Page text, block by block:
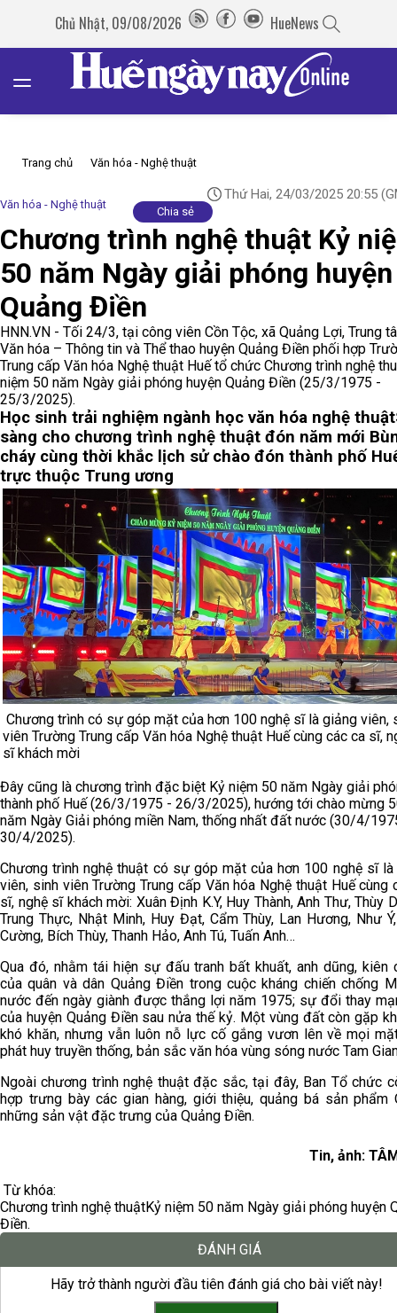
Chủ Nhật, 09/08/2026 HueNews
Trang chủ Văn hóa - Nghệ thuật
Văn hóa - Nghệ thuật
Thứ Hai, 24/03/2025 20:55
Chia sẻ
Chương trình nghệ thuật Kỷ
50 năm Ngày giải phóng huyện
Quảng Điền
HNN.VN - Tối 24/3, tại công viên Cồn Tộc, xã Quảng Lợi, Trung
Văn hóa – Thông tin và Thể thao huyện Quảng Điền phối hợp
Trung cấp Văn hóa Nghệ thuật Huế tổ chức Chương trình nghệ
niệm 50 năm Ngày giải phóng huyện Quảng Điền (25/3/1975 -
25/3/2025).
Học sinh trải nghiệm ngành học văn hóa nghệ thuật
sàng cho chương trình nghệ thuật đón năm mới
cháy cùng thời khắc lịch sử chào đón thành phố
trực thuộc Trung ương
Chương trình có sự góp mặt của hơn 100 nghệ sĩ là giảng viên,
viên Trường Trung cấp Văn hóa Nghệ thuật Huế cùng các ca sĩ,
sĩ khách mời
Đây cũng là chương trình đặc biệt Kỷ niệm 50 năm Ngày giải
thành phố Huế (26/3/1975 - 26/3/2025), hướng tới chào mừng
năm Ngày Giải phóng miền Nam, thống nhất đất nước (30/4/
30/4/2025).
Chương trình nghệ thuật có sự góp mặt của hơn 100 nghệ sĩ
viên, sinh viên Trường Trung cấp Văn hóa Nghệ thuật Huế cùng
sĩ, nghệ sĩ khách mời: Xuân Định K.Y, Huy Thành, Anh Thư, Thùy
Trung Thực, Nhật Minh, Huy Đạt, Cẩm Thùy, Lan Hương, Như
Cường, Bích Thùy, Thanh Hảo, Anh Tú, Tuấn Anh…
Qua đó, nhằm tái hiện sự đấu tranh bất khuất, anh dũng, kiên
của quân và dân Quảng Điền trong cuộc kháng chiến chống
nước đến ngày giành được thắng lợi năm 1975; sự đổi thay
của huyện Quảng Điền sau nửa thế kỷ. Một vùng đất còn gặp
khó khăn, nhưng vẫn luôn nỗ lực cố gắng vươn lên về mọi
phát huy truyền thống, bản sắc văn hóa vùng sóng nước Tam
Ngoài chương trình nghệ thuật đặc sắc, tại đây, Ban Tổ chức
hợp trưng bày các gian hàng, giới thiệu, quảng bá sản phẩm
những sản vật đặc trưng của Quảng Điền.
Tin, ảnh:
Từ khóa:
Chương trình nghệ thuậtKỷ niệm 50 năm Ngày giải phóng huyện
Điền.
ĐÁNH GIÁ
Hãy trở thành người đầu tiên đánh giá cho bài viết này!